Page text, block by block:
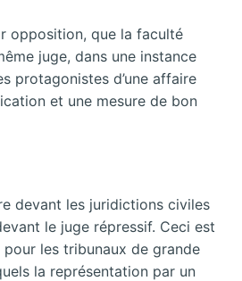
opposition, que la faculté
juge, dans une instance
protagonistes d’une affaire
et une mesure de bon
devant les juridictions civiles
le juge répressif. Ceci est
les tribunaux de grande
la représentation par un